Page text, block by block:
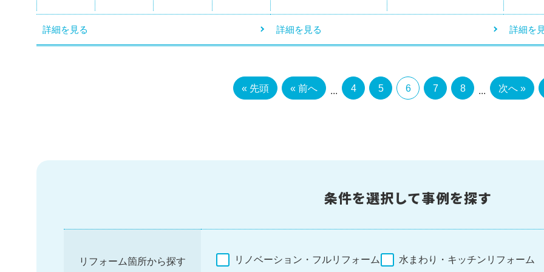
詳細を見る 詳細を見る 詳細を
« 先頭 « 前へ ... 4 5 6 7 8 ... 次へ »
条件を選択して事例を探す
リフォーム箇所から探す リノベーション・フルリフォーム 水まわり・キッチンリフォーム